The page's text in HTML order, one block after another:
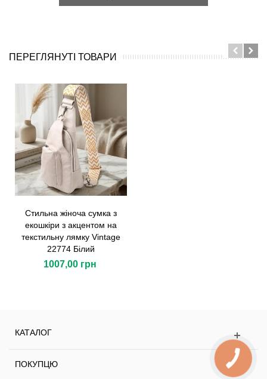
ПЕРЕГЛЯНУТІ ТОВАРИ
Стильна жіноча сумка з
екошкіри з акцентом на
текстильну лямку Vintage
22774 Білий
1007,00 грн
КАТАЛОГ
ПОКУПЦЮ